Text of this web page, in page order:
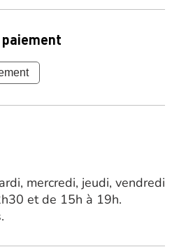
mercredi, jeudi, vendredi
et de 15h à 19h.